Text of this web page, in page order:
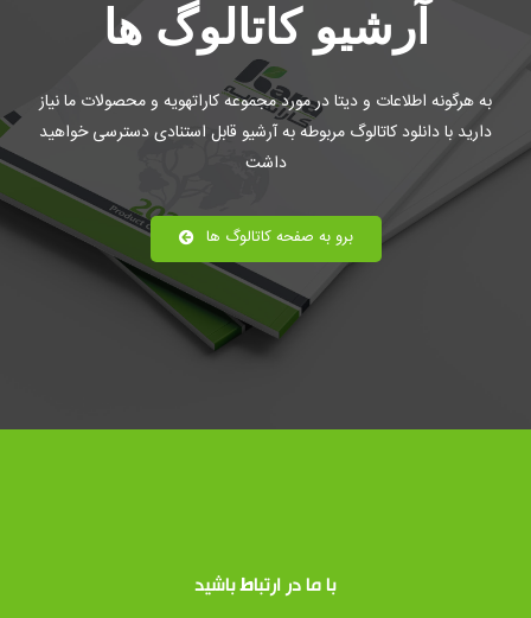
آرشیو کاتالوگ ها
به هرگونه اطلاعات و دیتا در مورد مجموعه کاراتهویه و محصولات ما نیاز
دارید با دانلود کاتالوگ مربوطه ​به آرشیو قابل استنادی دسترسی خواهید
داشت
برو به صفحه کاتالوگ ها
با ما در ارتباط باشید